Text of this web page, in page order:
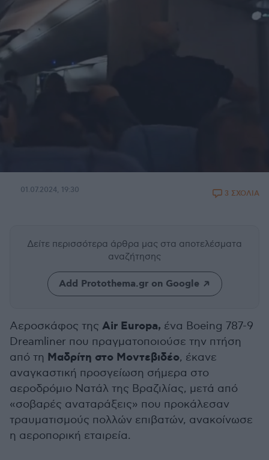
01.07.2024, 19:30 3 ΣΧΟΛΙΑ
Δείτε περισσότερα άρθρα μας στα αποτελέσματα
αναζήτησης
Add Protothema.gr on Google
Αεροσκάφος της Air Europa, ένα Boeing 787-9
Dreamliner που πραγματοποιούσε την πτήση
από τη Μαδρίτη στο Μοντεβιδέο, έκανε
αναγκαστική προσγείωση σήμερα στο
αεροδρόμιο Νατάλ της Βραζιλίας, μετά από
«σοβαρές αναταράξεις» που προκάλεσαν
τραυματισμούς πολλών επιβατών, ανακοίνωσε
η αεροπορική εταιρεία.